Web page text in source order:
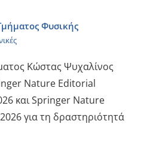
Φυσικής
Κώστας Ψυχαλίνος
Nature Editorial
και Springer Nature
για τη δραστηριότητά